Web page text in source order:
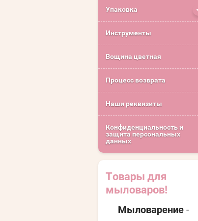
Упаковка
Инструменты
Вощина цветная
Процесс возврата
Наши реквизиты
Конфиденциальность и
защита персональных
данных
Товары для
мыловаров!
Мыловарение-